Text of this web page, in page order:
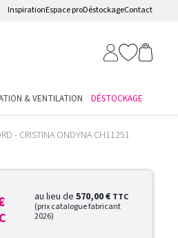
InspirationEspace proDéstockageContact
& VENTILATION DÉSTOCKAGE
- CRISTINA ONDYNA CH11251
au lieu de 570,00 € TTC
(prix catalogue fabricant
2026)